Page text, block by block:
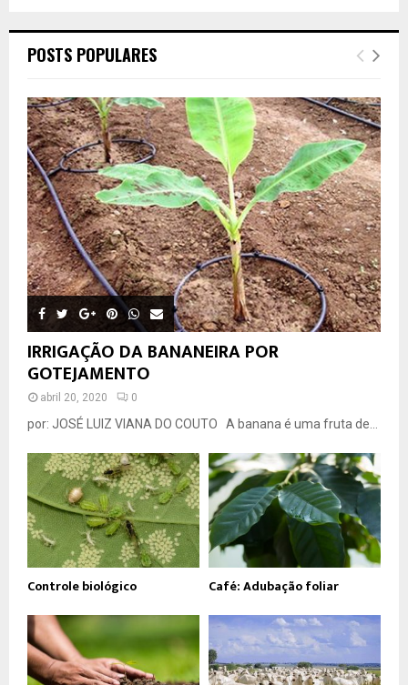
POSTS POPULARES
IRRIGAÇÃO DA BANANEIRA POR
GOTEJAMENTO
abril 20, 2020 0
por: JOSÉ LUIZ VIANA DO COUTO A banana é uma fruta de...
Controle biológico Café: Adubação foliar